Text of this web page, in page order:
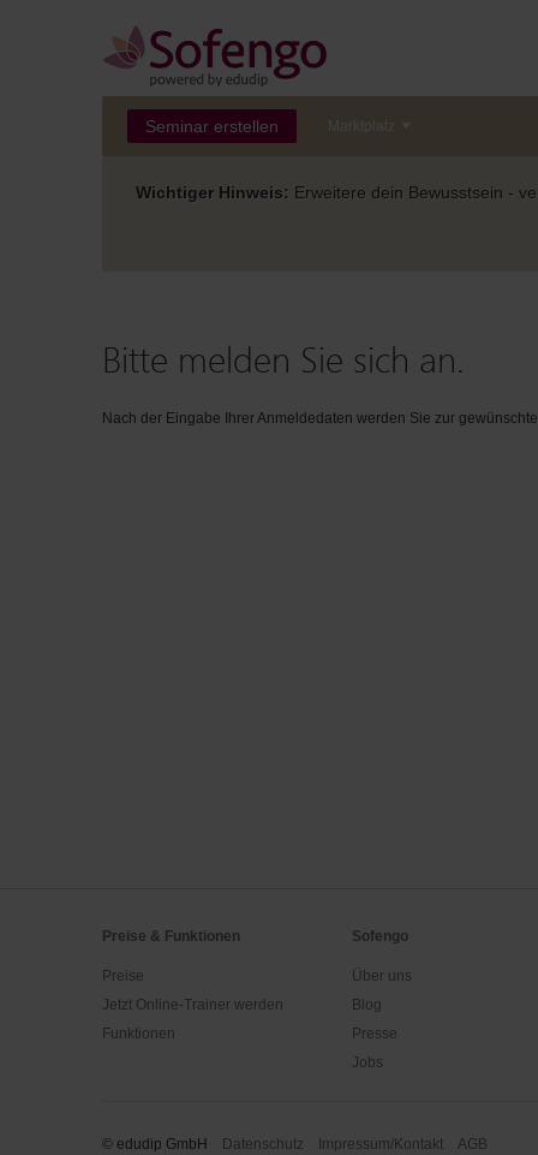
Seminar erstellen Marktplatz
Wichtiger Hinweis: Erweitere dein Bewusstsein -
Bitte melden Sie sich an.
Nach der Eingabe Ihrer Anmeldedaten werden Sie zur
Preise & Funktionen
Preise
Jetzt Online-Trainer werden
Funktionen
Sofengo
Über uns
Blog
Presse
Jobs
© edudip GmbH Datenschutz Impressum/Kontakt AGB